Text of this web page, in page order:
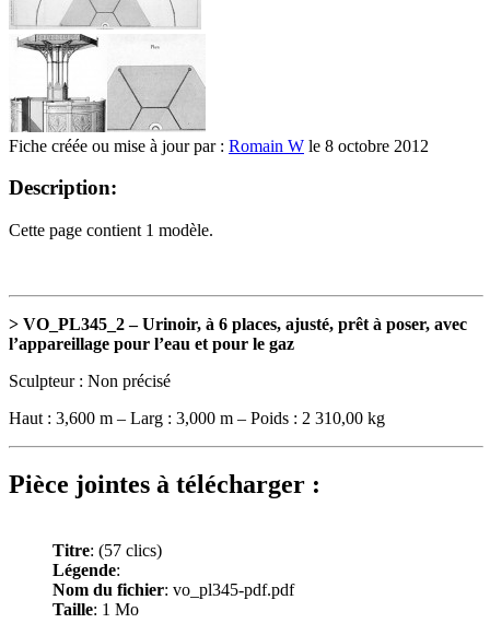
Fiche créée ou mise à jour par : Romain W le 8 octobre 2012
Description:
Cette page contient 1 modèle.
> VO_PL345_2 – Urinoir, à 6 places, ajusté, prêt à poser, avec
l’appareillage pour l’eau et pour le gaz
Sculpteur : Non précisé
Haut : 3,600 m – Larg : 3,000 m – Poids : 2 310,00 kg
Pièce jointes à télécharger :
Titre: (57 clics)
Légende:
Nom du fichier: vo_pl345-pdf.pdf
Taille: 1 Mo